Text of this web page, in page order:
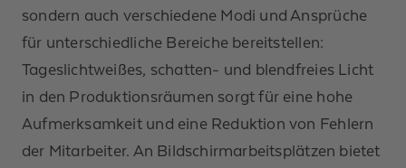
sondern auch verschiedene Modi und Ansprüche
für unterschiedliche Bereiche bereitstellen:
Tageslichtweißes, schatten- und blendfreies Licht
in den Produktionsräumen sorgt für eine hohe
Aufmerksamkeit und eine Reduktion von Fehlern
der Mitarbeiter. An Bildschirmarbeitsplätzen bietet